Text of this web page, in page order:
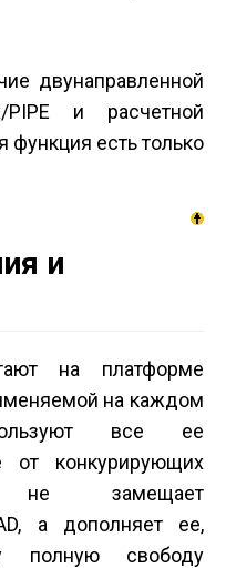
двунаправленной
и расчетной
функция есть только
и
на платформе
на каждом
все ее
от конкурирующих
не замещает
а дополняет ее,
полную свободу